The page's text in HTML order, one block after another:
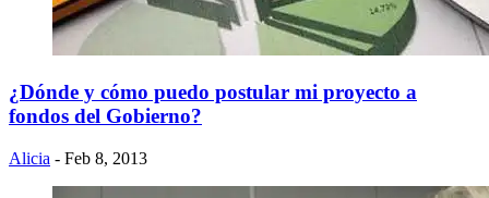
¿Dónde y cómo puedo postular mi proyecto a
fondos del Gobierno?
Alicia - Feb 8, 2013